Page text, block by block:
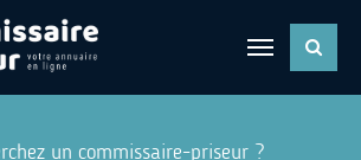
un commissaire-priseur ?